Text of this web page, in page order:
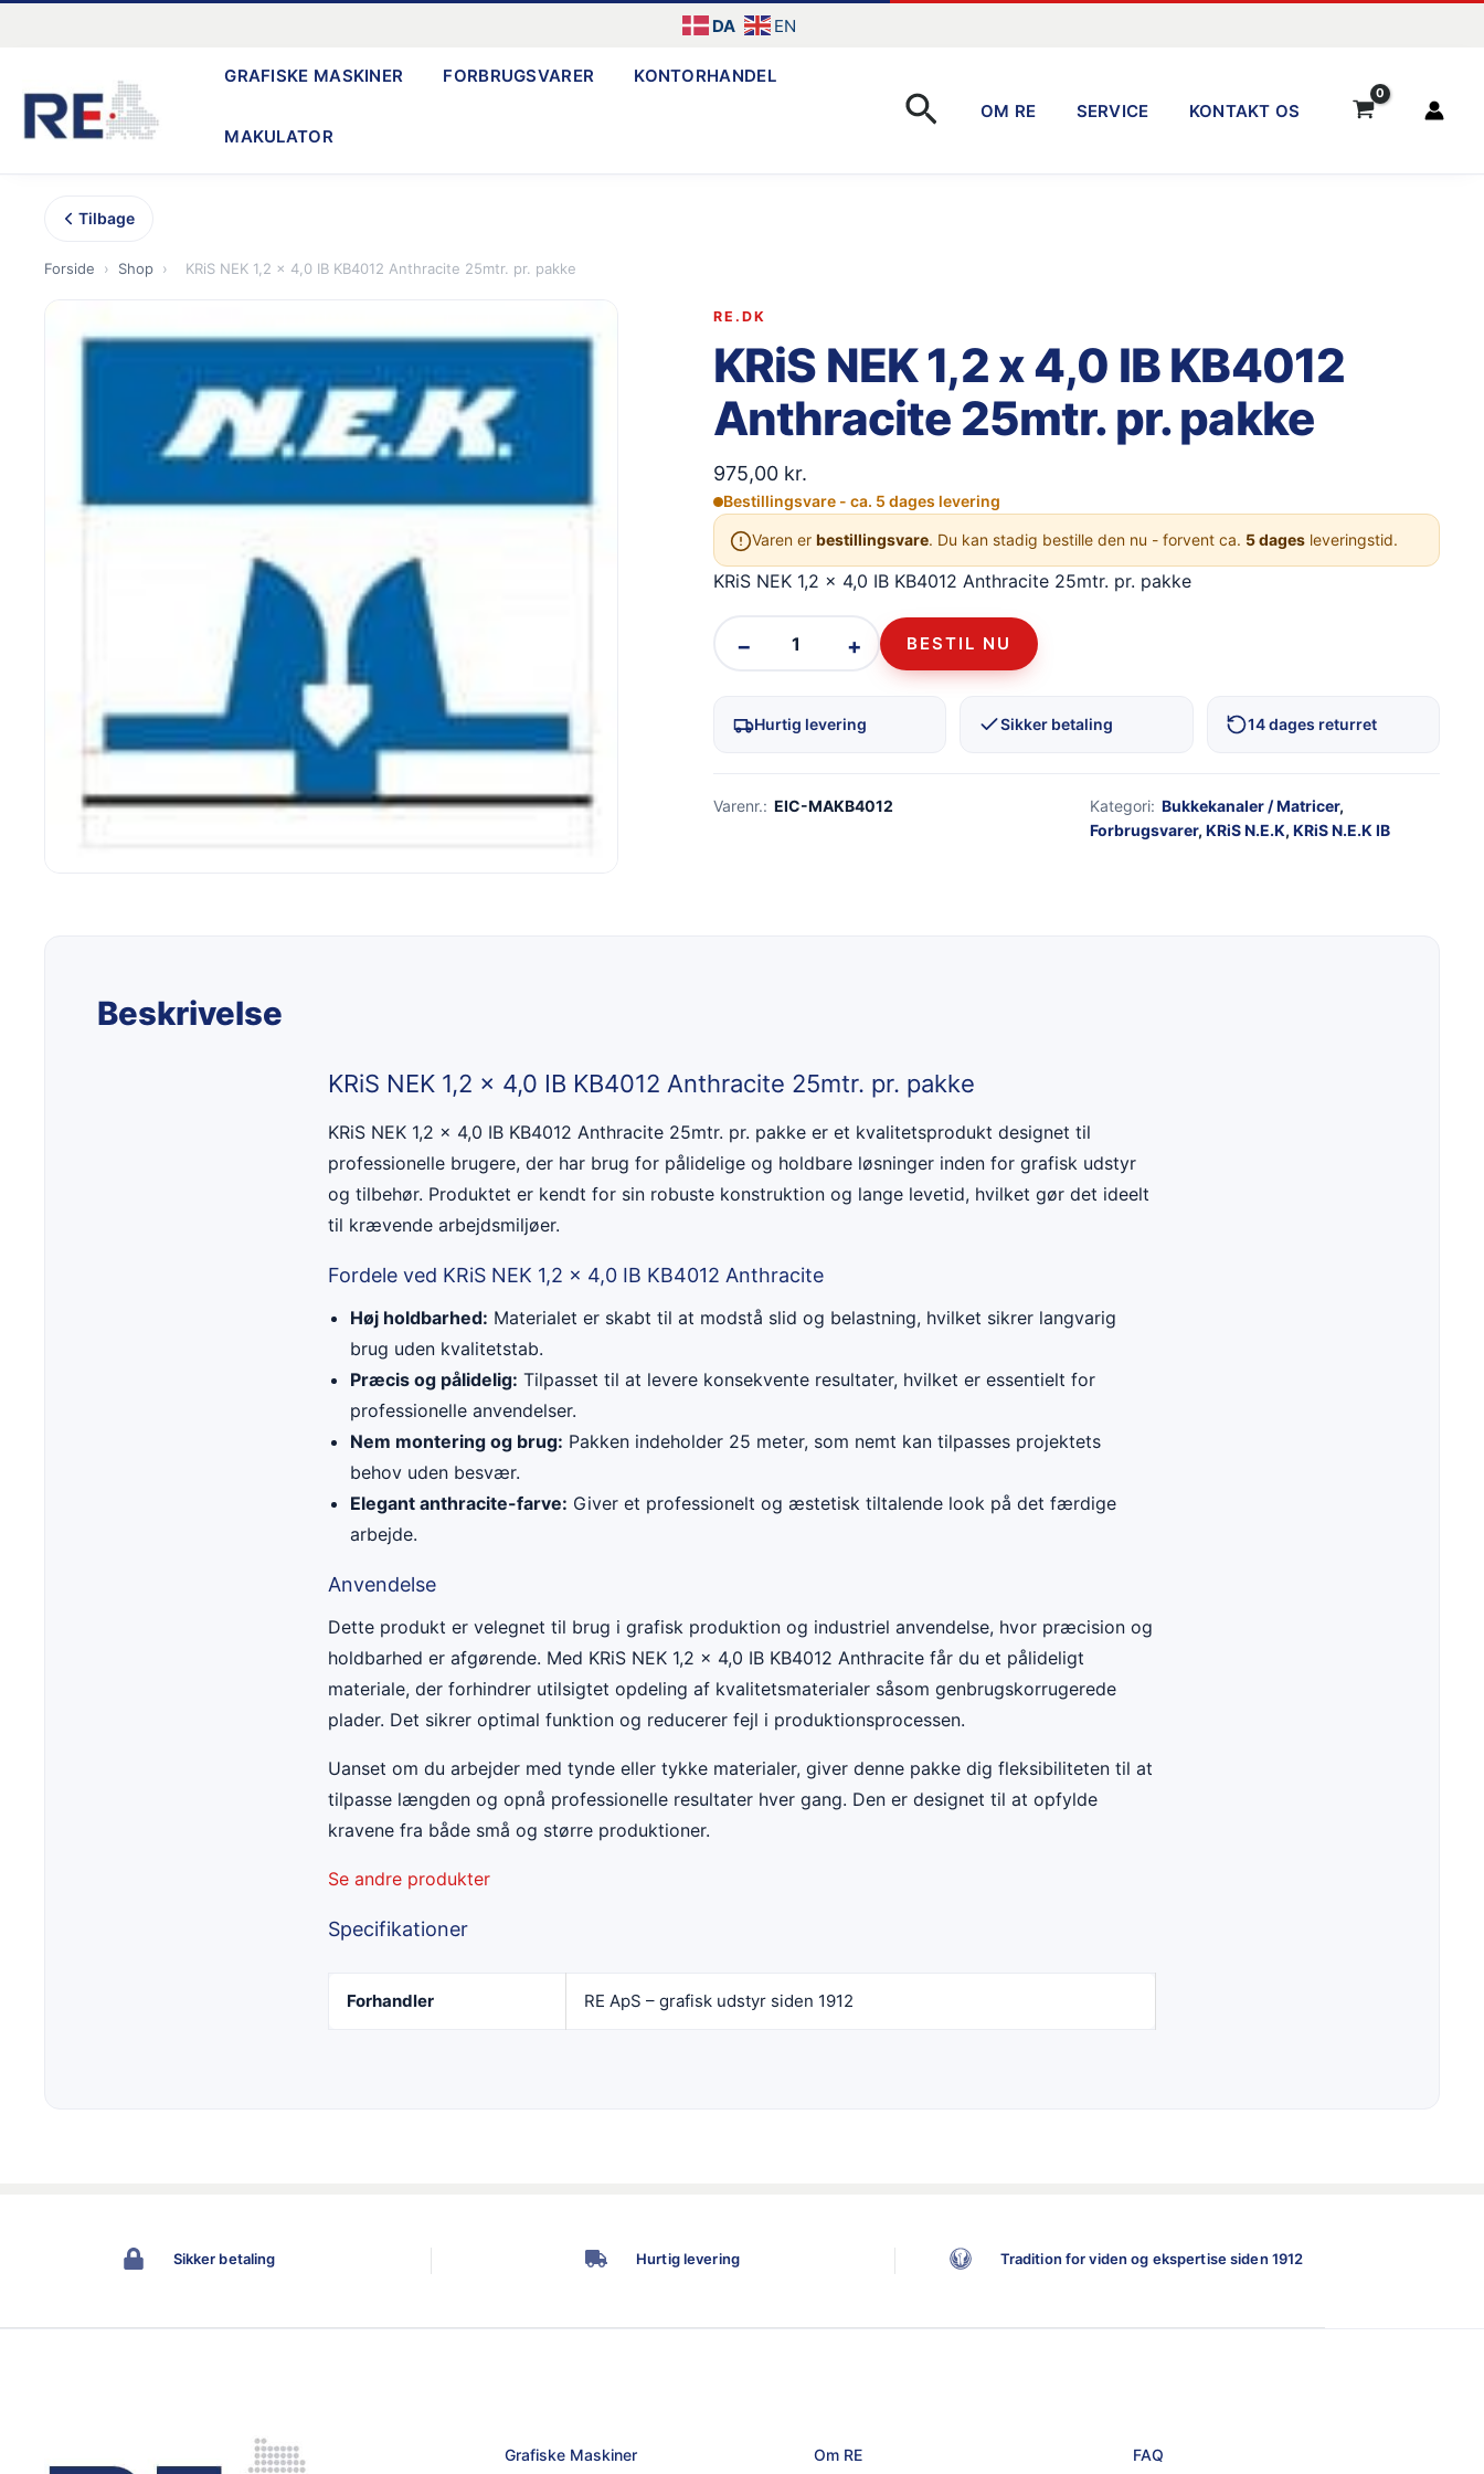
indholdet
DA EN
GRAFISKE MASKINER FORBRUGSVARER KONTORHANDEL
MAKULATOR
Søg OM RE SERVICE KONTAKT OS
Tilbage
Forside › Shop › KRiS NEK 1,2 x 4,0 IB KB4012 Anthracite 25mtr. pr. pakke
RE.DK
KRiS NEK 1,2 x 4,0 IB KB4012
Anthracite 25mtr. pr. pakke
975,00 kr.
Bestillingsvare - ca. 5 dages levering
Varen er bestillingsvare. Du kan stadig bestille den nu - forvent ca. 5 dagesleveringstid.
KRiS NEK 1,2 x 4,0 IB KB4012 Anthracite 25mtr. pr. pakke
− + BESTIL NU
Hurtig levering Sikker betaling 14 dages returret
Varenr.: EIC-MAKB4012 Kategori: Bukkekanaler / Matricer,
Forbrugsvarer, KRiS N.E.K, KRiS N.E.K IB
Beskrivelse
KRiS NEK 1,2 x 4,0 IB KB4012 Anthracite 25mtr. pr. pakke
KRiS NEK 1,2 x 4,0 IB KB4012 Anthracite 25mtr. pr. pakke er et kvalitetsprodukt designet til
professionelle brugere, der har brug for pålidelige og holdbare løsninger inden for grafisk udstyr
og tilbehør. Produktet er kendt for sin robuste konstruktion og lange levetid, hvilket gør det ideelt
til krævende arbejdsmiljøer.
Fordele ved KRiS NEK 1,2 x 4,0 IB KB4012 Anthracite
Høj holdbarhed: Materialet er skabt til at modstå slid og belastning, hvilket sikrer langvarig
brug uden kvalitetstab.
Præcis og pålidelig: Tilpasset til at levere konsekvente resultater, hvilket er essentielt for
professionelle anvendelser.
Nem montering og brug: Pakken indeholder 25 meter, som nemt kan tilpasses projektets
behov uden besvær.
Elegant anthracite-farve: Giver et professionelt og æstetisk tiltalende look på det færdige
arbejde.
Anvendelse
Dette produkt er velegnet til brug i grafisk produktion og industriel anvendelse, hvor præcision og
holdbarhed er afgørende. Med KRiS NEK 1,2 x 4,0 IB KB4012 Anthracite får du et pålideligt
materiale, der forhindrer utilsigtet opdeling af kvalitetsmaterialer såsom genbrugskorrugerede
plader. Det sikrer optimal funktion og reducerer fejl i produktionsprocessen.
Uanset om du arbejder med tynde eller tykke materialer, giver denne pakke dig fleksibiliteten til at
tilpasse længden og opnå professionelle resultater hver gang. Den er designet til at opfylde
kravene fra både små og større produktioner.
Se andre produkter
Specifikationer
Forhandler RE ApS – grafisk udstyr siden 1912
Sikker betaling Hurtig levering Tradition for viden og ekspertise siden 1912
Grafiske Maskiner Om RE FAQ